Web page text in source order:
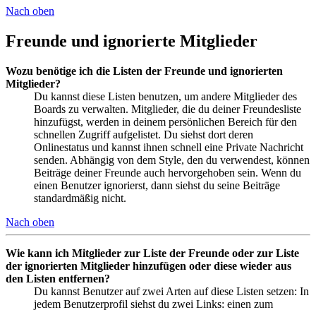
Nach oben
Freunde und ignorierte Mitglieder
Wozu benötige ich die Listen der Freunde und ignorierten
Mitglieder?
Du kannst diese Listen benutzen, um andere Mitglieder des
Boards zu verwalten. Mitglieder, die du deiner Freundesliste
hinzufügst, werden in deinem persönlichen Bereich für den
schnellen Zugriff aufgelistet. Du siehst dort deren
Onlinestatus und kannst ihnen schnell eine Private Nachricht
senden. Abhängig von dem Style, den du verwendest, können
Beiträge deiner Freunde auch hervorgehoben sein. Wenn du
einen Benutzer ignorierst, dann siehst du seine Beiträge
standardmäßig nicht.
Nach oben
Wie kann ich Mitglieder zur Liste der Freunde oder zur Liste
der ignorierten Mitglieder hinzufügen oder diese wieder aus
den Listen entfernen?
Du kannst Benutzer auf zwei Arten auf diese Listen setzen: In
jedem Benutzerprofil siehst du zwei Links: einen zum